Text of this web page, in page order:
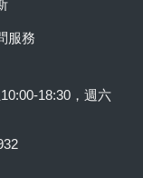
服務
18:30，週六